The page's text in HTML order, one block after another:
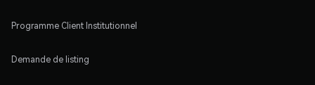
Programme Client Institutionnel
Demande de listing